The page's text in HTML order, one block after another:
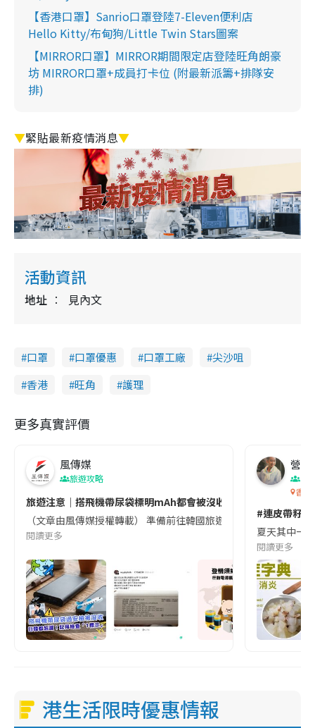
【香港口罩】Sanrio口罩登陸7-Eleven便利店
Hello Kitty/布甸狗/Little Twin Stars圖案
【MIRROR口罩】MIRROR期間限定店登陸旺角朗豪
坊 MIRROR口罩+成員打卡位 (附最新派籌+排隊安
排)
▼緊貼最新疫情消息▼
活動資訊
地址 見內文
口罩 口罩優惠 口罩工廠
尖沙咀
香港
旺角 護理
更多真實評價
風傳媒
旅遊攻略
旅遊注意｜搭飛機帶尿袋標明mAh都會被沒收😱出發前切記檢查
（文章由風傳媒授權轉載） 準備前往韓國旅遊的民眾，近期要
閱讀更多
營養
香港
#連皮帶籽
夏天其中一
閱讀更多
港生活限時優惠情報